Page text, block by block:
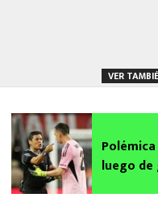
VER
luego